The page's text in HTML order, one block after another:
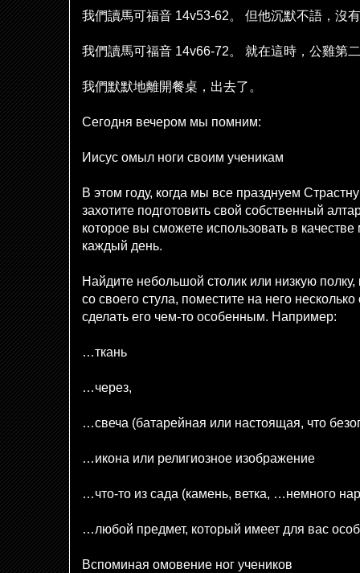
我們讀馬可福音 14v53-62。 但他沉默不語，沒
我們讀馬可福音 14v66-72。 就在這時，公雞第
我們默默地離開餐桌，出去了。
Сегодня вечером мы помним:
Иисус омыл ноги своим ученикам
В этом году, когда мы все празднуем
захотите подготовить свой собственный
которое вы сможете использовать в
каждый день.
Найдите небольшой столик или низкую
со своего стула, поместите на него
сделать его чем-то особенным. Например:
…ткань
…через,
…свеча (батарейная или настоящая, что
…икона или религиозное изображение
…что-то из сада (камень, ветка, …немного
…любой предмет, который имеет для вас
Вспоминая омовение ног учеников